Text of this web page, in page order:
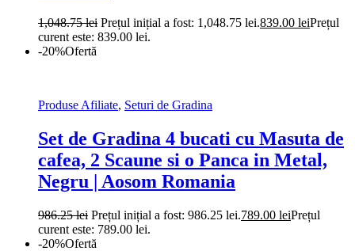
1,048.75lei Prețul inițial a fost: 1,048.75 lei.839.00 leiPrețul
curent este: 839.00 lei.
-20%Ofertă
Produse Afiliate, Seturi de Gradina
Set de Gradina 4 bucati cu Masuta de
cafea, 2 Scaune si o Panca in Metal,
Negru | Aosom Romania
986.25lei Prețul inițial a fost: 986.25 lei.789.00 leiPrețul
curent este: 789.00 lei.
-20%Ofertă